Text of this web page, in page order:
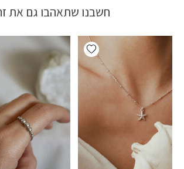
חשבנו שתאהבו גם את
Add wishlist